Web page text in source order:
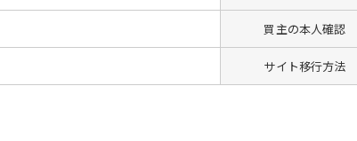
買主の本人確認
サイト移行方法